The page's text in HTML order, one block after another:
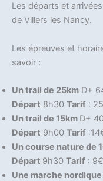
Les départs et
de Villers les Nancy.
Les épreuves et
savoir :
Un trail de 25km D+
Départ 8h30 Tarif :
Un trail de 15km D+
Départ 9h00 Tarif
Un course nature de
Départ 9h30 Tarif : 9€
Une marche